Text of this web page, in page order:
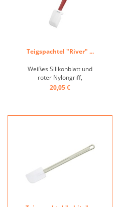
Teigspachtel "River" ...
Weißes Silikonblatt und
roter Nylongriff,
Hitzebeständig bis 260°C ...
20,05 €